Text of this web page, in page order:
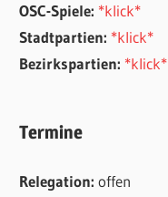
OSC-Spiele: *klick*
Stadtpartien: *klick*
Bezirkspartien: *klick*
Termine
Relegation:offen